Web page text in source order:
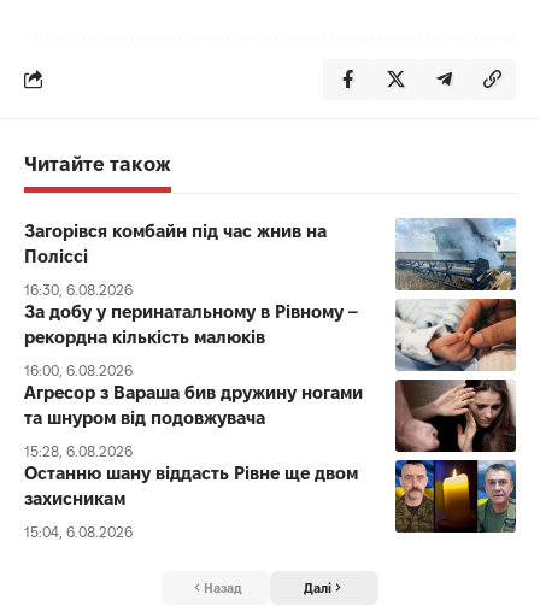
Читайте також
Загорівся комбайн під час жнив на
Поліссі
16:30, 6.08.2026
За добу у перинатальному в Рівному –
рекордна кількість малюків
16:00, 6.08.2026
Агресор з Вараша бив дружину ногами
та шнуром від подовжувача
15:28, 6.08.2026
Останню шану віддасть Рівне ще двом
захисникам
15:04, 6.08.2026
Назад Далі